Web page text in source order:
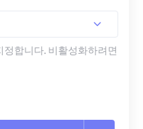
정합니다. 비활성화하려면